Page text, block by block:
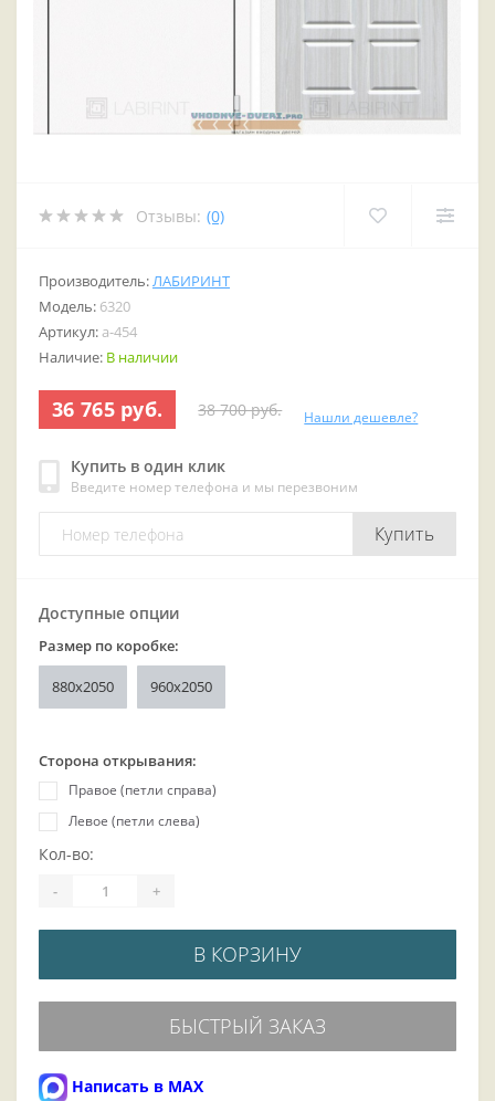
Отзывы: (0)
Производитель:ЛАБИРИНТ
Модель: 6320
Артикул: a-454
Наличие: В наличии
36 765 руб. 38 700 руб. Нашли дешевле?
Купить в один клик
Введите номер телефона и мы перезвоним
Купить
Доступные опции
Размер по коробке:
880x2050 960x2050
Сторона открывания:
Правое (петли справа)
Левое (петли слева)
Кол-во:
- +
В КОРЗИНУ
БЫСТРЫЙ ЗАКАЗ
Написать в MAX